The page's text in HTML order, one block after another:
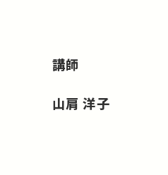
講師
山肩 洋子